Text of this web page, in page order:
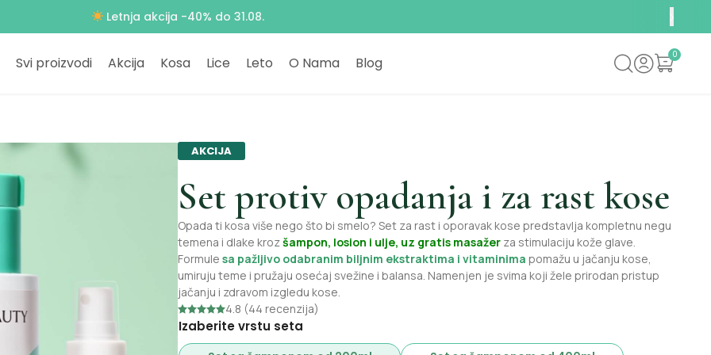
Besplatna dostava za porudžbine preko 4000 RSD
Svi proizvodi Akcija Kosa Lice Leto O Nama Blog 0
AKCIJA
Set protiv opadanja i za rast kose
Opada ti kosa više nego što bi smelo? Set za rast i oporavak kose predstavlja kompletnu negu
temena i dlake krozšampon, losion i ulje, uz gratis masažer za stimulaciju kože glave.
Formule sa pažljivo odabranim biljnim ekstraktima i vitaminima pomažu u jačanju kose,
umiruju teme i pružaju osećaj svežine i balansa. Namenjen je svima koji žele prirodan pristup
jačanju i zdravom izgledu kose.
4.8 (44 recenzija)
Izaberite vrstu seta